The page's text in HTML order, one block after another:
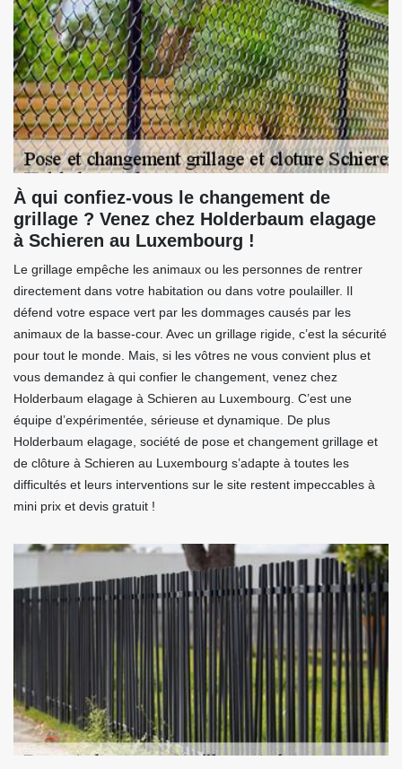
À qui confiez-vous le changement de
grillage ? Venez chez Holderbaum elagage
à Schieren au Luxembourg !
Le grillage empêche les animaux ou les personnes de rentrer
directement dans votre habitation ou dans votre poulailler. Il
défend votre espace vert par les dommages causés par les
animaux de la basse-cour. Avec un grillage rigide, c’est la sécurité
pour tout le monde. Mais, si les vôtres ne vous convient plus et
vous demandez à qui confier le changement, venez chez
Holderbaum elagage à Schieren au Luxembourg. C’est une
équipe d’expérimentée, sérieuse et dynamique. De plus
Holderbaum elagage, société de pose et changement grillage et
de clôture à Schieren au Luxembourg s’adapte à toutes les
difficultés et leurs interventions sur le site restent impeccables à
mini prix et devis gratuit !